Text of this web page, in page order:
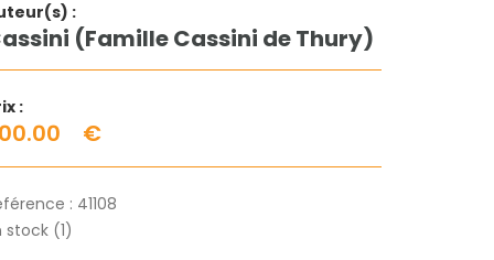
:
(Famille Cassini de Thury)
:
€
: 41108
stock (1)